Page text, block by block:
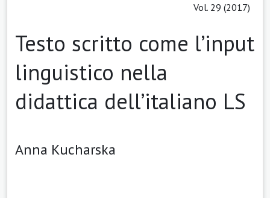
Vol. 29 (2017)
Testo scritto come l’input
linguistico nella
didattica dell’italiano LS
Anna Kucharska